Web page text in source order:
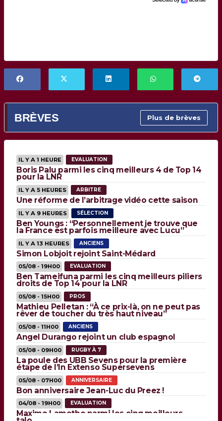
BRÈVES Plus de brèves
IL Y A 1 HEURE EVALUATION
Boris Palu parmi les cinq meilleurs 4 de Top 14
pour la LNR
IL Y A 5 HEURES ARBITRE
Une réforme de l’arbitrage vidéo cette saison
IL Y A 9 HEURES SÉLECTION
Ben Youngs : “Personnellement je trouve que
la France est parfois meilleure avec Lucu”
IL Y A 13 HEURES ANCIENS
Simon Lobjoit rejoint Saint-Médard
05/08 - 19H00 EVALUATION
Ben Tameifuna parmi les cinq meilleurs piliers
droits de Top 14 pour la LNR
05/08 - 15H00 PROS
Mathieu Pelletan : “À ce prix-là, on ne peut pas
rêver de toucher du très haut niveau”
05/08 - 11H00 ANCIENS
Angel Durango rejoint un club espagnol
05/08 - 09H00 RUGBY À 7
La poule des UBB Sevens pour la première
étape de l’In Extenso Supersevens
05/08 - 07H00 ANNIVERSAIRE
Bon anniversaire Jean-Luc du Preez !
04/08 - 19H00 EVALUATION
Maxime Lamothe parmi les cinq meilleurs